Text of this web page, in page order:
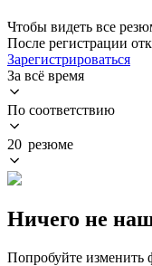
Чтобы видеть все
После регистрации
Зарегистрироваться
За всё время
По соответствию
20 резюме
Ничего не
Попробуйте изменить